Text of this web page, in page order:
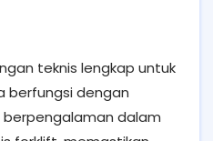
teknis lengkap untuk
berfungsi dengan
berpengalaman dalam